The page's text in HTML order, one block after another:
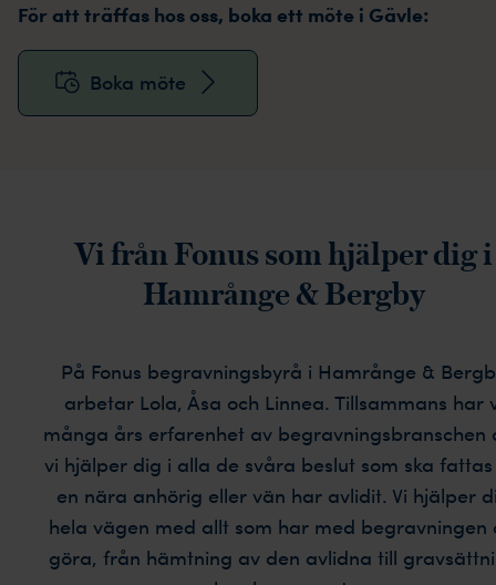
För att träffas hos oss, boka ett möte i Gävle:
Boka möte
Vi från Fonus som hjälper dig i
Hamrånge & Bergby
På Fonus begravningsbyrå i Hamrånge &
arbetar Lola, Åsa och Linnea. Tillsammans har
många års erfarenhet av begravningsbranschen
vi hjälper dig i alla de svåra beslut som ska
en nära anhörig eller vän har avlidit. Vi hjälper
hela vägen med allt som har med begravningen
göra, från hämtning av den avlidna till